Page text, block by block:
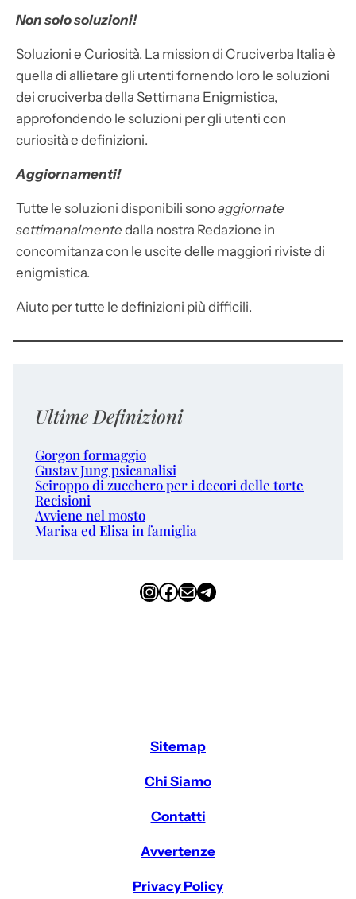
Non solo soluzioni!
Soluzioni e Curiosità. La mission di Cruciverba Italia è
quella di allietare gli utenti fornendo loro le soluzioni
dei cruciverba della Settimana Enigmistica,
approfondendo le soluzioni per gli utenti con
curiosità e definizioni.
Aggiornamenti!
Tutte le soluzioni disponibili sonoaggiornate
settimanalmente dalla nostra Redazione in
concomitanza con le uscite delle maggiori riviste di
enigmistica.
Aiuto per tutte le definizioni più difficili.
Ultime Definizioni
Gorgon formaggio
Gustav Jung psicanalisi
Sciroppo di zucchero per i decori delle torte
Recisioni
Avviene nel mosto
Marisa ed Elisa in famiglia
InstagramFacebook Email Telegram
Sitemap
Chi Siamo
Contatti
Avvertenze
Privacy Policy